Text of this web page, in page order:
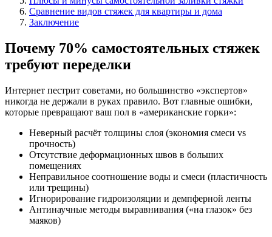
Сравнение видов стяжек для квартиры и дома
Заключение
Почему 70% самостоятельных стяжек
требуют переделки
Интернет пестрит советами, но большинство «экспертов»
никогда не держали в руках правило. Вот главные ошибки,
которые превращают ваш пол в «американские горки»:
Неверный расчёт толщины слоя (экономия смеси vs
прочность)
Отсутствие деформационных швов в больших
помещениях
Неправильное соотношение воды и смеси (пластичность
или трещины)
Игнорирование гидроизоляции и демпферной ленты
Антинаучные методы выравнивания («на глазок» без
маяков)